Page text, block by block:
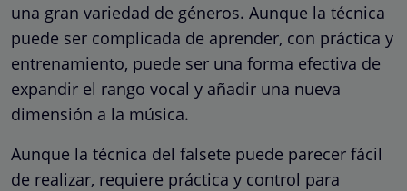
una gran variedad de géneros. Aunque la técnica
puede ser complicada de aprender, con práctica y
entrenamiento, puede ser una forma efectiva de
expandir el rango vocal y añadir una nueva
dimensión a la música.
Aunque la técnica del falsete puede parecer fácil
de realizar, requiere práctica y control para